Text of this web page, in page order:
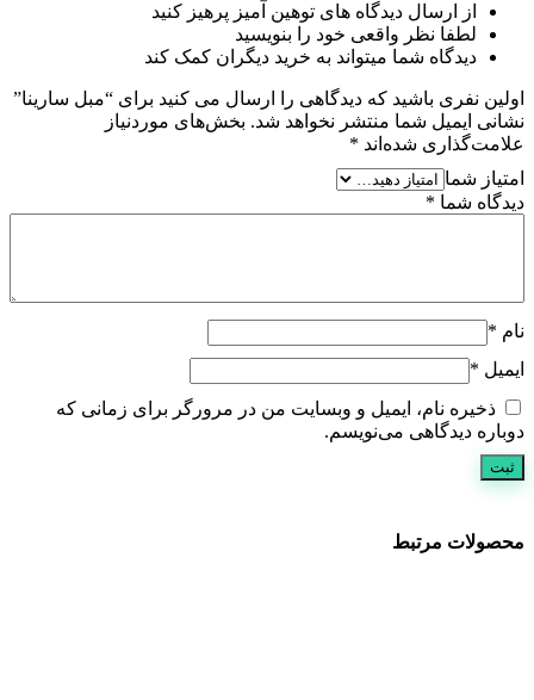
از ارسال دیدگاه های توهین آمیز پرهیز کنید
لطفا نظر واقعی خود را بنویسید
دیدگاه شما میتواند به خرید دیگران کمک کند
اولین نفری باشید که دیدگاهی را ارسال می کنید برای “مبل سارینا”
نشانی ایمیل شما منتشر نخواهد شد. بخش‌های موردنیاز
علامت‌گذاری شده‌اند *
امتیاز شما
دیدگاه شما *
نام *
ایمیل *
ذخیره نام، ایمیل و وبسایت من در مرورگر برای زمانی که
دوباره دیدگاهی می‌نویسم.
محصولات مرتبط